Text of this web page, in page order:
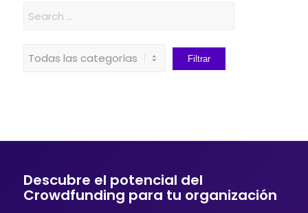
Descubre el potencial del
Crowdfunding para tu organización